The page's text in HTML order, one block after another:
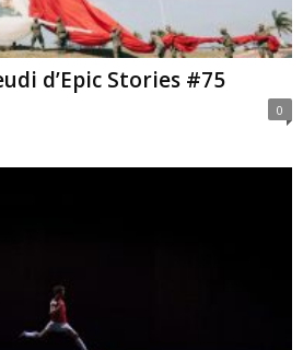
d’Epic Stories #75
0